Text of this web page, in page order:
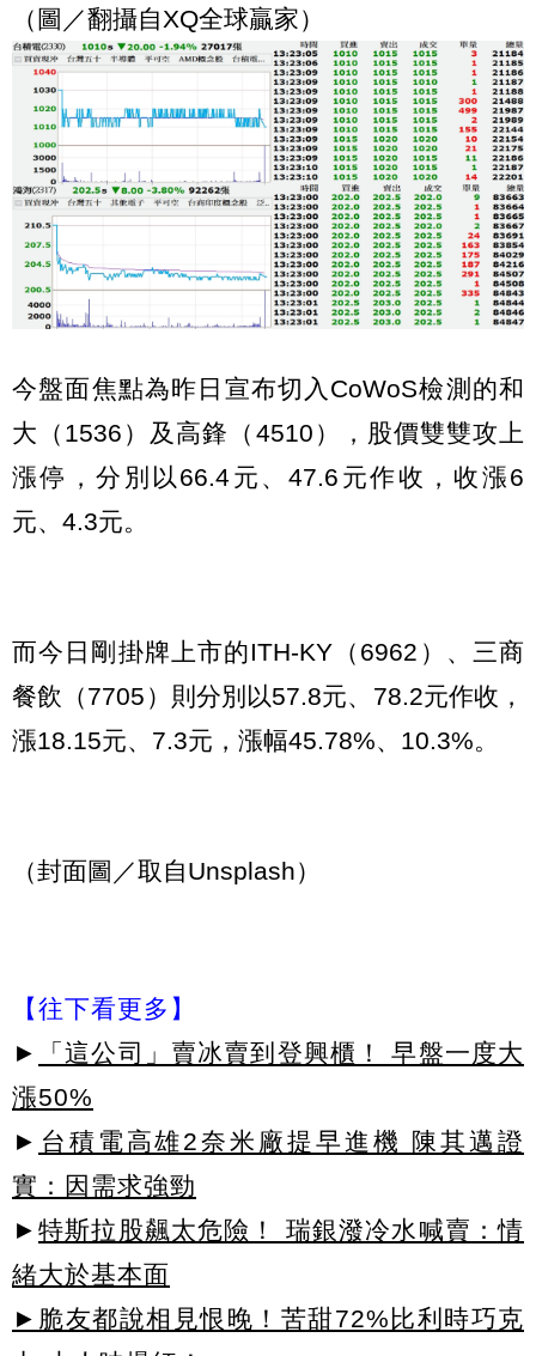
（圖／翻攝自XQ全球贏家）
今盤面焦點為昨日宣布切入CoWoS檢測的和
大（1536）及高鋒（4510），股價雙雙攻上
漲停，分別以66.4元、47.6元作收，收漲6
元、4.3元。
而今日剛掛牌上市的ITH-KY（6962）、三商
餐飲（7705）則分別以57.8元、78.2元作收，
漲18.15元、7.3元，漲幅45.78%、10.3%。
（封面圖／取自Unsplash）
【往下看更多】
►
「這公司」賣冰賣到登興櫃！ 早盤一度大
漲50%
► 台積電高雄2奈米廠提早進機 陳其邁證
實：因需求強勁
► 特斯拉股飆太危險！ 瑞銀潑冷水喊賣：情
緒大於基本面
►脆友都說相見恨晚！苦甜72%比利時巧克